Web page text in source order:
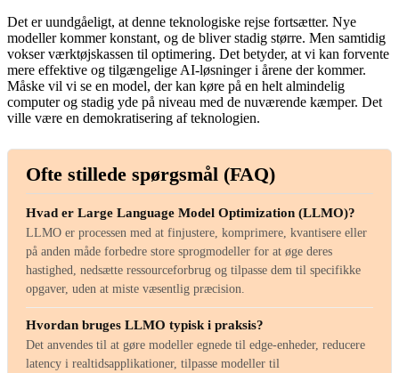
Det er uundgåeligt, at denne teknologiske rejse fortsætter. Nye
modeller kommer konstant, og de bliver stadig større. Men samtidig
vokser værktøjskassen til optimering. Det betyder, at vi kan forvente
mere effektive og tilgængelige AI-løsninger i årene der kommer.
Måske vil vi se en model, der kan køre på en helt almindelig
computer og stadig yde på niveau med de nuværende kæmper. Det
ville være en demokratisering af teknologien.
Ofte stillede spørgsmål (FAQ)
Hvad er Large Language Model Optimization (LLMO)?
LLMO er processen med at finjustere, komprimere, kvantisere eller
på anden måde forbedre store sprogmodeller for at øge deres
hastighed, nedsætte ressourceforbrug og tilpasse dem til specifikke
opgaver, uden at miste væsentlig præcision.
Hvordan bruges LLMO typisk i praksis?
Det anvendes til at gøre modeller egnede til edge-enheder, reducere
latency i realtidsapplikationer, tilpasse modeller til